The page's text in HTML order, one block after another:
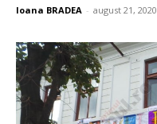
Ioana BRADEA - august 21, 2020